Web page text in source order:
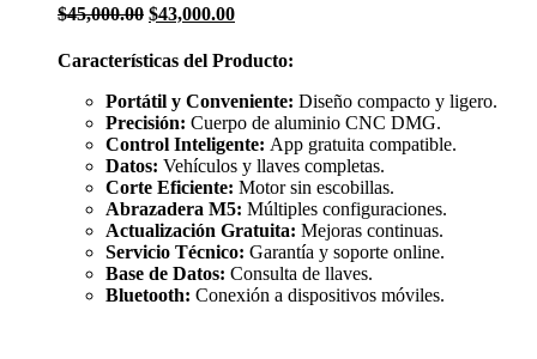
$45,000.00 El
original
$45,000.00.
$43,000.00El
actual
$43,000.00.
Características del Producto:
Portátil y Conveniente: Diseño compacto y ligero.
Precisión: Cuerpo de aluminio CNC DMG.
Control Inteligente: App gratuita compatible.
Datos: Vehículos y llaves completas.
Corte Eficiente: Motor sin escobillas.
Abrazadera M5: Múltiples configuraciones.
Actualización Gratuita: Mejoras continuas.
Servicio Técnico: Garantía y soporte online.
Base de Datos: Consulta de llaves.
Bluetooth: Conexión a dispositivos móviles.